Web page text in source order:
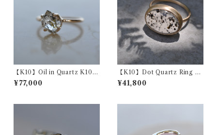
【K10】Oil in Quartz K10Y
G Ring オイルインクォーツ
リング
¥77,000
【K10】Dot Quartz Ring ド
ットクォーツ リング Bezel
Setting
¥41,800